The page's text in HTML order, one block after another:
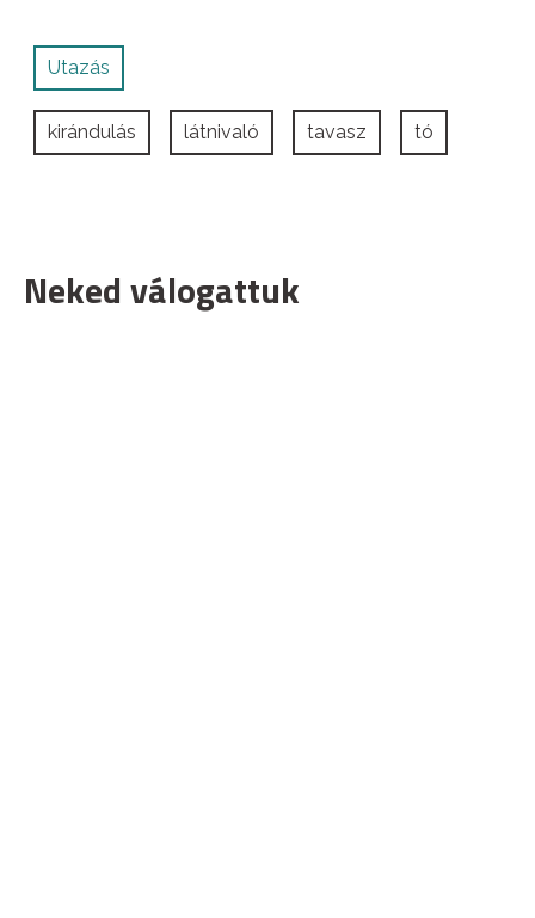
Utazás
kirándulás látnivaló tavasz tó
Neked válogattuk